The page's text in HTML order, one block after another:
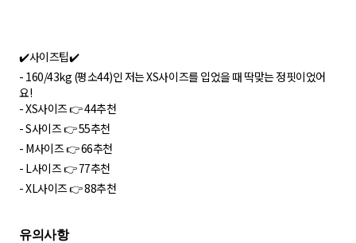
✔️사이즈팁✔️
- 160/43kg (평소44)인 저는 XS사이즈를 입었을 때 딱맞는 정핏이었어
요!
- XS사이즈 👉 44추천
- S사이즈 👉 55추천
- M사이즈 👉 66추천
- L사이즈 👉 77추천
- XL사이즈 👉 88추천
유의사항